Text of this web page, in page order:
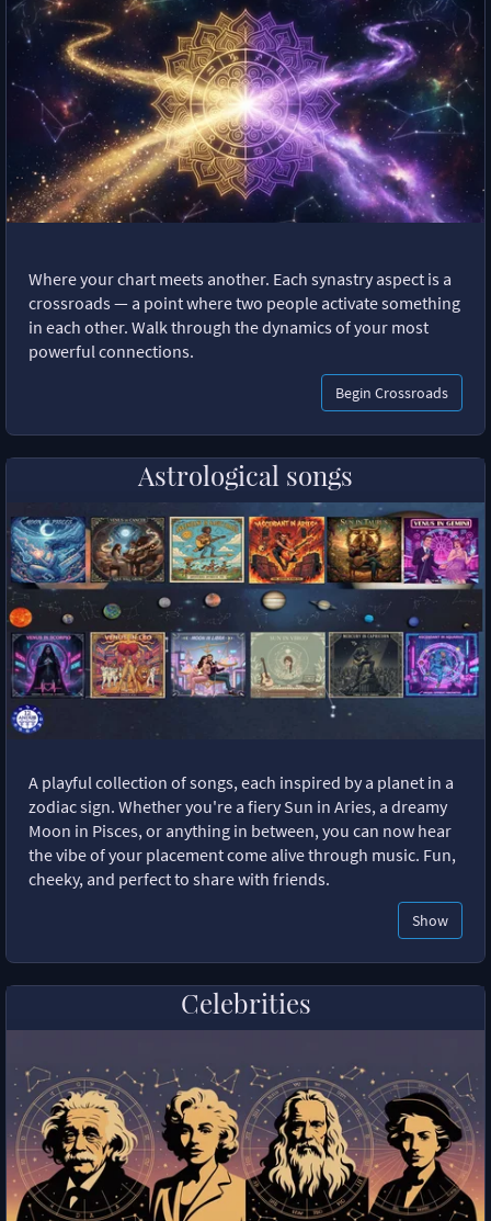
Where your chart meets another. Each synastry aspect is a
crossroads — a point where two people activate something
in each other. Walk through the dynamics of your most
powerful connections.
Begin Crossroads
Astrological songs
A playful collection of songs, each inspired by a planet in a
zodiac sign. Whether you're a fiery Sun in Aries, a dreamy
Moon in Pisces, or anything in between, you can now hear
the vibe of your placement come alive through music. Fun,
cheeky, and perfect to share with friends.
Show
Celebrities